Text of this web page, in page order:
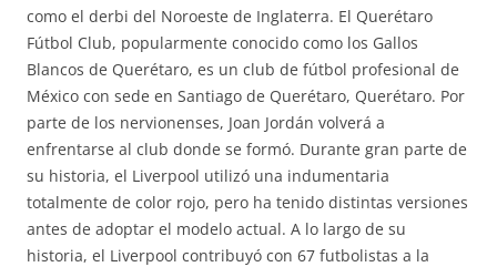
como el derbi del Noroeste de Inglaterra. El Querétaro
Fútbol Club, popularmente conocido como los Gallos
Blancos de Querétaro, es un club de fútbol profesional de
México con sede en Santiago de Querétaro, Querétaro. Por
parte de los nervionenses, Joan Jordán volverá a
enfrentarse al club donde se formó. Durante gran parte de
su historia, el Liverpool utilizó una indumentaria
totalmente de color rojo, pero ha tenido distintas versiones
antes de adoptar el modelo actual. A lo largo de su
historia, el Liverpool contribuyó con 67 futbolistas a la